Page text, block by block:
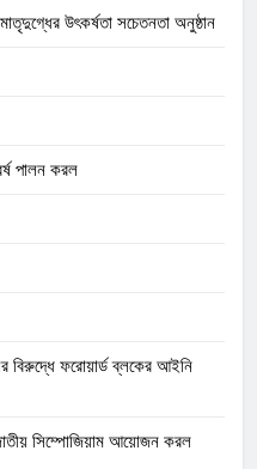
উৎকর্ষতা সচেতনতা অনুষ্ঠান
পালন করল
বিরুদ্ধে ফরোয়ার্ড ব্লকের আইনি
সিম্পোজিয়াম আয়োজন করল